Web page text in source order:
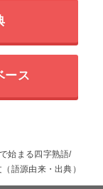
ース
で始まる四字熟語
語源由来・出典）